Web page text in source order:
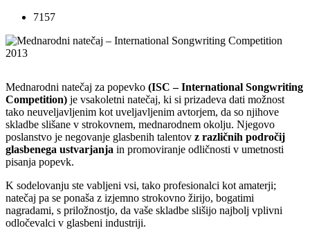
7157
Mednarodni natečaj za popevko (ISC – International Songwriting
Competition) je vsakoletni natečaj, ki si prizadeva dati možnost
tako neuveljavljenim kot uveljavljenim avtorjem, da so njihove
skladbe slišane v strokovnem, mednarodnem okolju. Njegovo
poslanstvo je negovanje glasbenih talentov z različnih področij
glasbenega ustvarjanja in promoviranje odličnosti v umetnosti
pisanja popevk.
K sodelovanju ste vabljeni vsi, tako profesionalci kot amaterji;
natečaj pa se ponaša z izjemno strokovno žirijo, bogatimi
nagradami, s priložnostjo, da vaše skladbe slišijo najbolj vplivni
odločevalci v glasbeni industriji.